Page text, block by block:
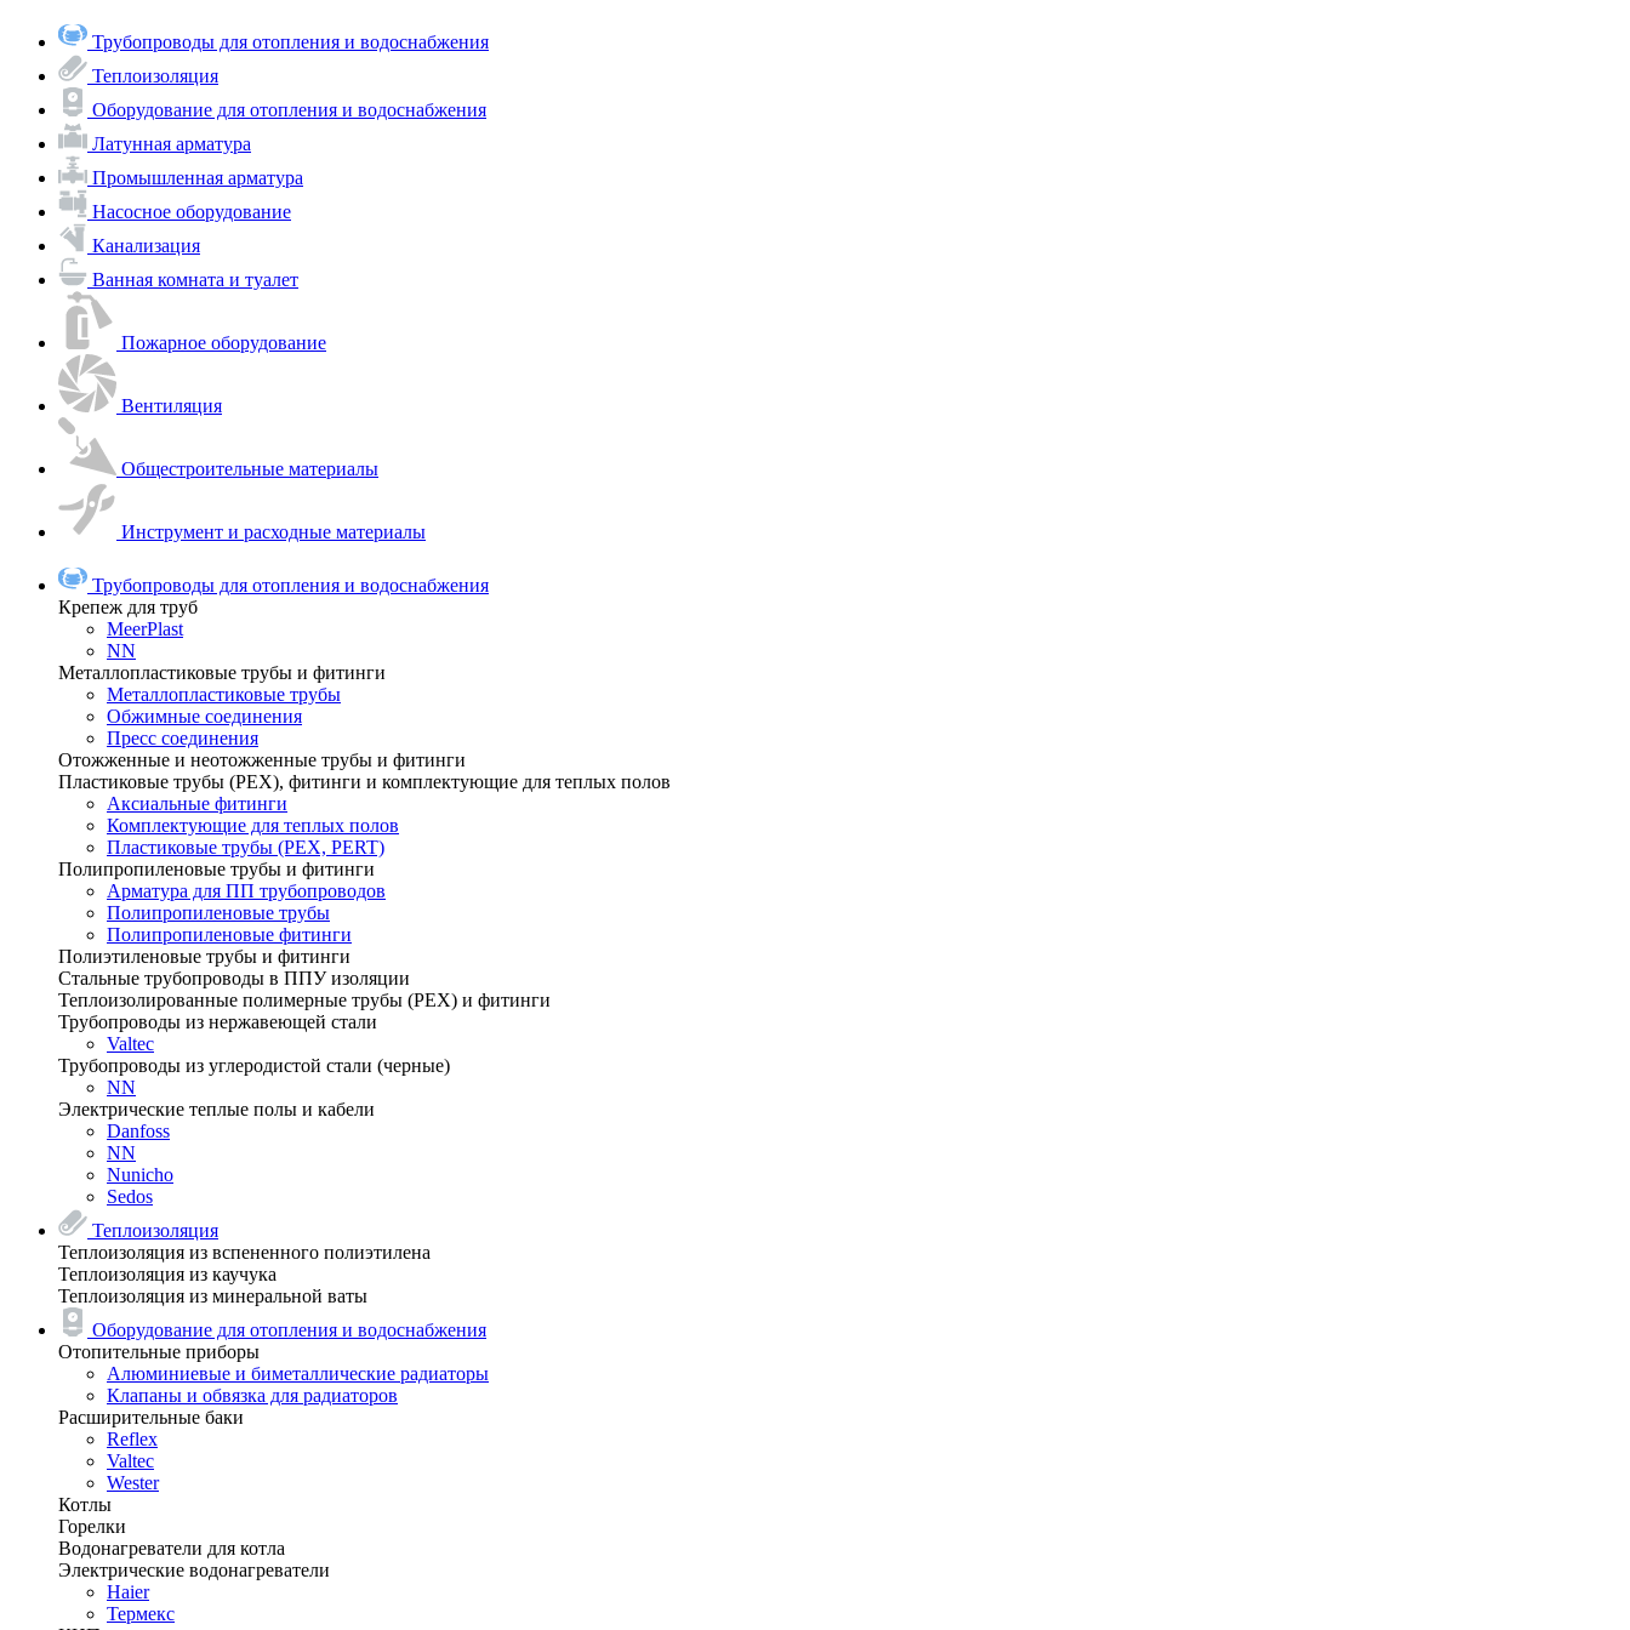
Трубопроводы для отопления и водоснабжения
Теплоизоляция
Оборудование для отопления и водоснабжения
Латунная арматура
Промышленная арматура
Насосное оборудование
Канализация
Ванная комната и туалет
Пожарное оборудование
Вентиляция
Общестроительные материалы
Инструмент и расходные материалы
Трубопроводы для отопления и водоснабжения
Крепеж для труб
MeerPlast
NN
Металлопластиковые трубы и фитинги
Металлопластиковые трубы
Обжимные соединения
Пресс соединения
Отожженные и неотожженные трубы и фитинги
Пластиковые трубы (РЕХ), фитинги и комплектующие для теплых полов
Аксиальные фитинги
Комплектующие для теплых полов
Пластиковые трубы (РЕХ, PERT)
Полипропиленовые трубы и фитинги
Арматура для ПП трубопроводов
Полипропиленовые трубы
Полипропиленовые фитинги
Полиэтиленовые трубы и фитинги
Стальные трубопроводы в ППУ изоляции
Теплоизолированные полимерные трубы (РЕХ) и фитинги
Трубопроводы из нержавеющей стали
Valtec
Трубопроводы из углеродистой стали (черные)
NN
Электрические теплые полы и кабели
Danfoss
NN
Nunicho
Sedos
Теплоизоляция
Теплоизоляция из вспененного полиэтилена
Теплоизоляция из каучука
Теплоизоляция из минеральной ваты
Оборудование для отопления и водоснабжения
Отопительные приборы
Алюминиевые и биметаллические радиаторы
Клапаны и обвязка для радиаторов
Расширительные баки
Reflex
Valtec
Wester
Котлы
Горелки
Водонагреватели для котла
Электрические водонагреватели
Haier
Термекс